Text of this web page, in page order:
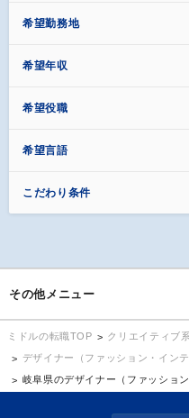
希望勤務地
希望年収
希望役職
希望言語
こだわり条件
その他メニュー
ミドルの転職TOP
クリエイティブ
デザイナー（ファッション・イン
岐阜県のデザイナー（ファッショ